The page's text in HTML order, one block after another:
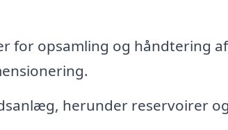
for opsamling og håndtering af
herunder reservoirer og